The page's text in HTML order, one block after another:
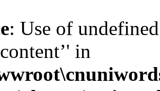
: Use of
in